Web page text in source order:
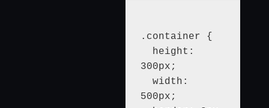
.container {
300px;
  width:
500px;